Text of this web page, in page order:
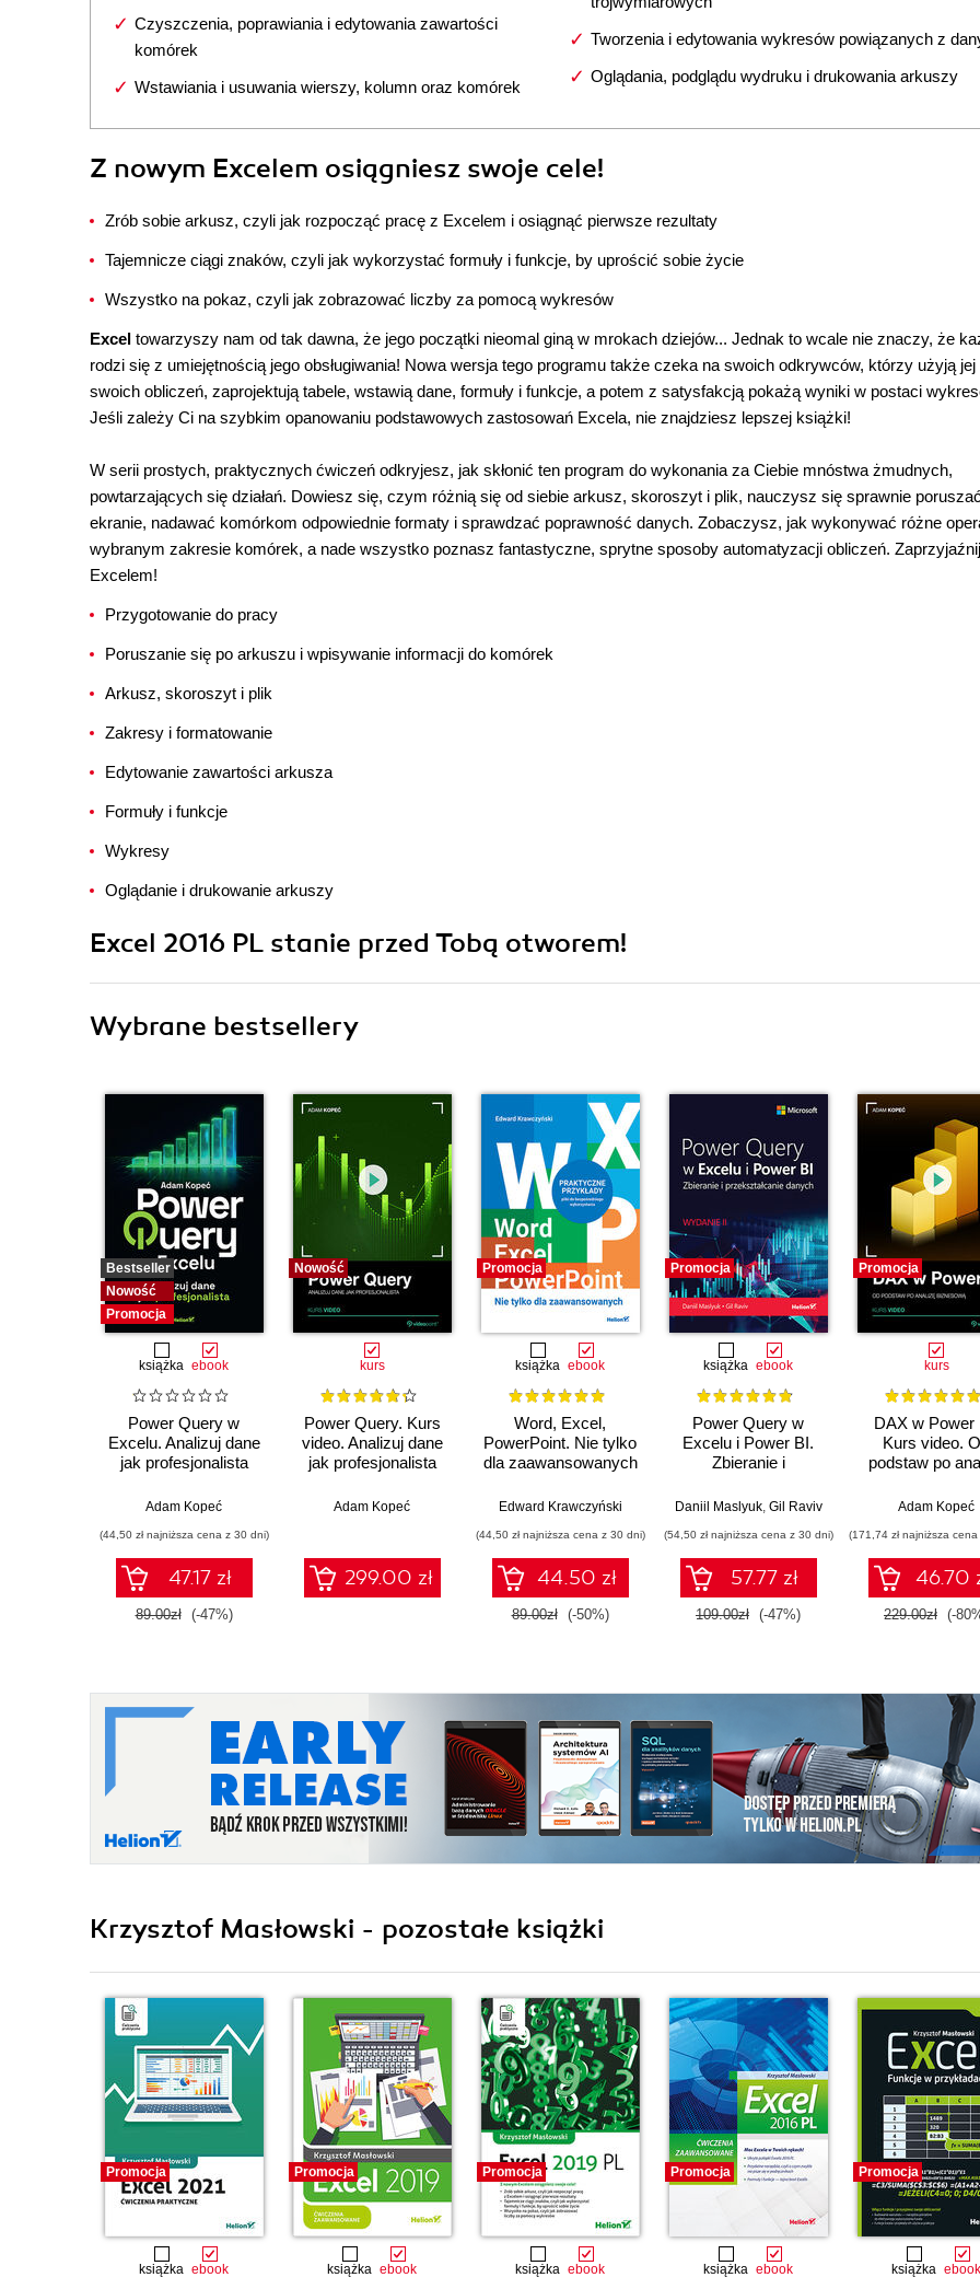
Czyszczenia, poprawiania i edytowania zawartości
komórek
Wstawiania i usuwania wierszy, kolumn oraz komórek
Tworzenia i edytowania wykresów powiązanych z
Oglądania, podglądu wydruku i drukowania arkuszy
Z nowym Excelem osiągniesz swoje cele!
Zrób sobie arkusz, czyli jak rozpocząć pracę z Excelem i osiągnąć pierwsze rezultaty
Tajemnicze ciągi znaków, czyli jak wykorzystać formuły i funkcje, by uprościć sobie życie
Wszystko na pokaz, czyli jak zobrazować liczby za pomocą wykresów
Excel towarzyszy nam od tak dawna, że jego początki nieomal giną w mrokach dziejów... Jednak to wcale nie znaczy, że
rodzi się z umiejętnością jego obsługiwania! Nowa wersja tego programu także czeka na swoich odkrywców, którzy użyją jej
swoich obliczeń, zaprojektują tabele, wstawią dane, formuły i funkcje, a potem z satysfakcją pokażą wyniki w postaci
Jeśli zależy Ci na szybkim opanowaniu podstawowych zastosowań Excela, nie znajdziesz lepszej książki!
W serii prostych, praktycznych ćwiczeń odkryjesz, jak skłonić ten program do wykonania za Ciebie mnóstwa żmudnych,
powtarzających się działań. Dowiesz się, czym różnią się od siebie arkusz, skoroszyt i plik, nauczysz się sprawnie
ekranie, nadawać komórkom odpowiednie formaty i sprawdzać poprawność danych. Zobaczysz, jak wykonywać różne
wybranym zakresie komórek, a nade wszystko poznasz fantastyczne, sprytne sposoby automatyzacji obliczeń.
Excelem!
Przygotowanie do pracy
Poruszanie się po arkuszu i wpisywanie informacji do komórek
Arkusz, skoroszyt i plik
Zakresy i formatowanie
Edytowanie zawartości arkusza
Formuły i funkcje
Wykresy
Oglądanie i drukowanie arkuszy
Excel 2016 PL stanie przed Tobą otworem!
Wybrane bestsellery
Bestseller
Nowość
Promocja
książka ebook
Power Query w
Excelu. Analizuj dane
jak profesjonalista
Adam Kopeć
(44,50 zł najniższa cena z 30 dni)
47.17 zł
89.00zł (-47%)
Nowość
kurs
Power Query. Kurs
video. Analizuj dane
jak profesjonalista
Adam Kopeć
299.00 zł
Promocja
książka ebook
Word, Excel,
PowerPoint. Nie tylko
dla zaawansowanych
Edward Krawczyński
(44,50 zł najniższa cena z 30 dni)
44.50 zł
89.00zł (-50%)
Promocja
książka ebook
Power Query w
Excelu i Power BI.
Zbieranie i
danych. Wydanie II
Daniil Maslyuk, Gil Raviv
(54,50 zł najniższa cena z 30 dni)
57.77 zł
109.00zł (-47%)
Promocja
kurs
DAX w Power
Kurs video.
podstaw po
Adam Kopeć
(171,74 zł najniższa
46.70
229.00zł (-
Krzysztof Masłowski - pozostałe książki
Promocja
książka ebook
Promocja
książka ebook
Promocja
książka ebook
Promocja
książka ebook
Promocja
książka ebook